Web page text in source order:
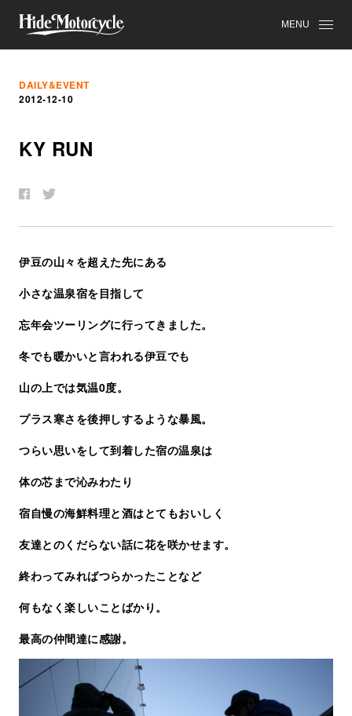
MENU
DAILY&EVENT
2012-12-10
KY RUN
伊豆の山々を超えた先にある
小さな温泉宿を目指して
忘年会ツーリングに行ってきました。
冬でも暖かいと言われる伊豆でも
山の上では気温0度。
プラス寒さを後押しするような暴風。
つらい思いをして到着した宿の温泉は
体の芯まで沁みわたり
宿自慢の海鮮料理と酒はとてもおいしく
友達とのくだらない話に花を咲かせます。
終わってみればつらかったことなど
何もなく楽しいことばかり。
最高の仲間達に感謝。